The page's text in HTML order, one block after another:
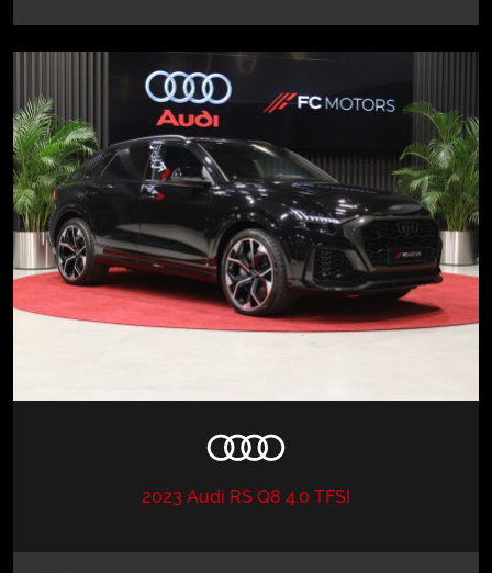
2023 Audi RS Q8 4.0 TFSI